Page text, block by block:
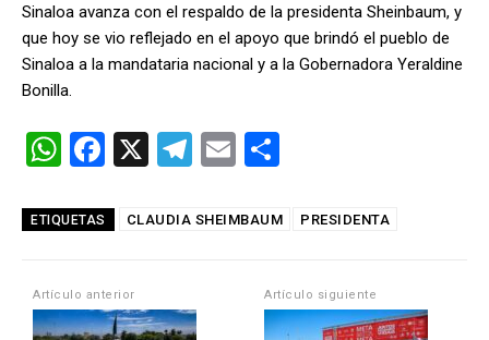
Sinaloa avanza con el respaldo de la presidenta Sheinbaum, y
que hoy se vio reflejado en el apoyo que brindó el pueblo de
Sinaloa a la mandataria nacional y a la Gobernadora Yeraldine
Bonilla.
W
at
A
p
F
ce
o
o
X
T
e
m
E
ail m
ar
tir
ETIQUETAS CLAUDIA SHEIMBAUM PRESIDENTA
Artículo anterior Artículo siguiente